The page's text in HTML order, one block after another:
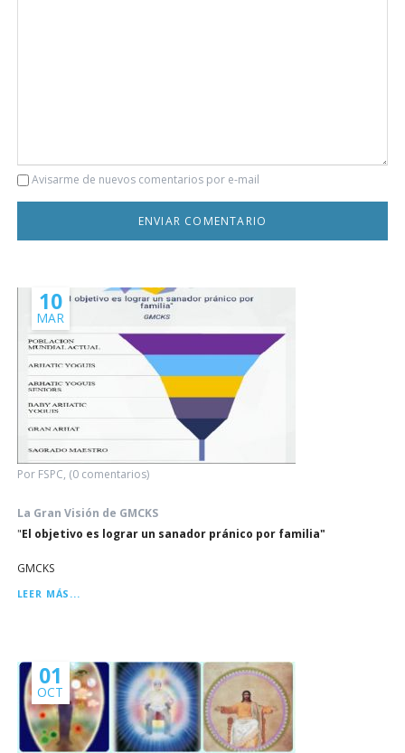
Comentario
Avisarme de nuevos comentarios por e-mail
Por FSPC, (0 comentarios)
10
MAR
La Gran Visión de GMCKS
"El objetivo es lograr un sanador pránico por familia"
GMCKS
LEER MÁS...
01
OCT